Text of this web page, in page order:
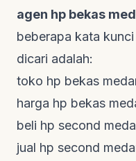
agen hp bekas
beberapa kata
dicari adalah:
toko hp bekas
harga hp bekas
beli hp second
jual hp second